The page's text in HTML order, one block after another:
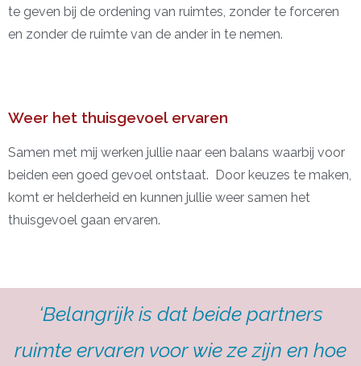
te geven bij de ordening van ruimtes, zonder te forceren
en zonder de ruimte van de ander in te nemen.
Weer het thuisgevoel ervaren
Samen met mij werken jullie naar een balans waarbij voor
beiden een goed gevoel ontstaat. Door keuzes te maken,
komt er helderheid en kunnen jullie weer samen het
thuisgevoel gaan ervaren.
‘Belangrijk is dat beide partners
ruimte ervaren voor wie ze zijn en hoe